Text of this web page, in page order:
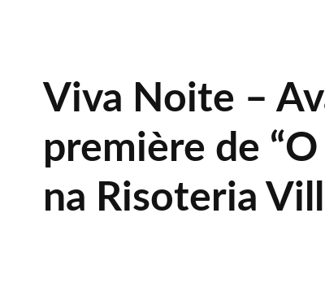
Viva Noite –
première de
na Risoteria